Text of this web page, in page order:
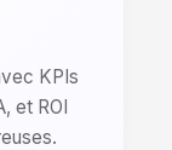
KPIs
et ROI